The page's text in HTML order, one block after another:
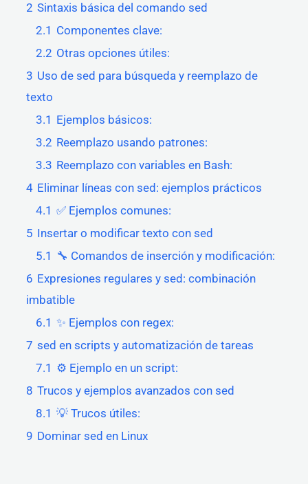
2 Sintaxis básica del comando sed
2.1 Componentes clave:
2.2 Otras opciones útiles:
3 Uso de sed para búsqueda y reemplazo de
texto
3.1 Ejemplos básicos:
3.2 Reemplazo usando patrones:
3.3 Reemplazo con variables en Bash:
4 Eliminar líneas con sed: ejemplos prácticos
4.1 ✅ Ejemplos comunes:
5 Insertar o modificar texto con sed
5.1 🔧 Comandos de inserción y modificación:
6 Expresiones regulares y sed: combinación
imbatible
6.1 ✨ Ejemplos con regex:
7 sed en scripts y automatización de tareas
7.1 ⚙️ Ejemplo en un script:
8 Trucos y ejemplos avanzados con sed
8.1 💡 Trucos útiles:
9 Dominar sed en Linux